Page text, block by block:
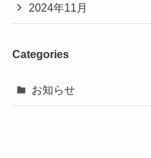
2024年11月
Categories
お知らせ